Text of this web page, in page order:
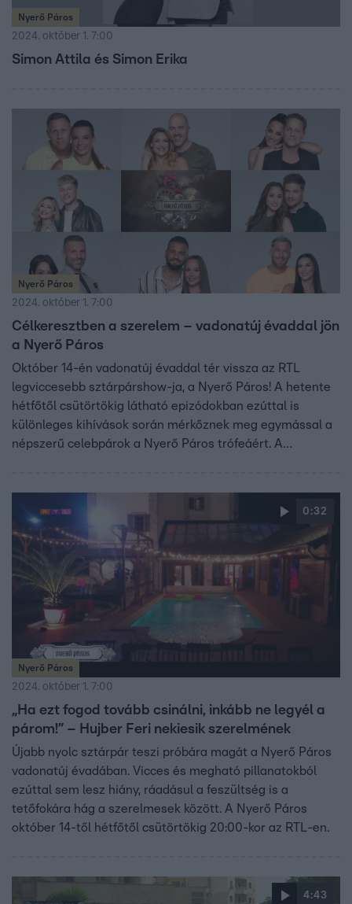
Nyerő Páros
2024. október 1. 7:00
Simon Attila és Simon Erika
Nyerő Páros
2024. október 1. 7:00
Célkeresztben a szerelem – vadonatúj évaddal jön
a Nyerő Páros
Október 14-én vadonatúj évaddal tér vissza az RTL
legviccesebb sztárpárshow-ja, a Nyerő Páros! A hetente
hétfőtől csütörtökig látható epizódokban ezúttal is
különleges kihívások során mérkőznek meg egymással a
népszerű celebpárok a Nyerő Páros trófeáért. A
drámával, feszültséggel és elképesztő feladatokkal várja
a nézőket. A vadonatúj évad számos olyan meglepetést
és váratlan fordulatot garantál, amelyre még a
megszállott Nyerő Páros rajongók sem számítanak.
0:32
Nyerő Páros
2024. október 1. 7:00
„Ha ezt fogod tovább csinálni, inkább ne legyél a
párom!” – Hujber Feri nekiesik szerelmének
Újabb nyolc sztárpár teszi próbára magát a Nyerő Páros
vadonatúj évadában. Vicces és megható pillanatokból
ezúttal sem lesz hiány, ráadásul a feszültség is a
tetőfokára hág a szerelmesek között. A Nyerő Páros
október 14-től hétfőtől csütörtökig 20:00-kor az RTL-en.
4:43